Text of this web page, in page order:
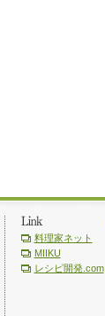
料理家ネット
MIIKU
レシピ開発.com